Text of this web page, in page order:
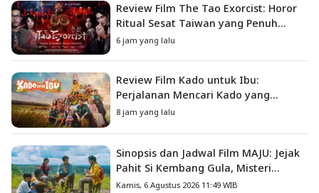
Review Film The Tao Exorcist: Horor
Ritual Sesat Taiwan yang Penuh
Misteri dan Teror Psikologis
6 jam yang lalu
Review Film Kado untuk Ibu:
Perjalanan Mencari Kado yang
Mengajarkan Arti Keluarga
8 jam yang lalu
Sinopsis dan Jadwal Film MAJU: Jejak
Pahit Si Kembang Gula, Misteri
Hilangnya Bagas di Lokasi Jambore
Kamis, 6 Agustus 2026 11:49 WIB